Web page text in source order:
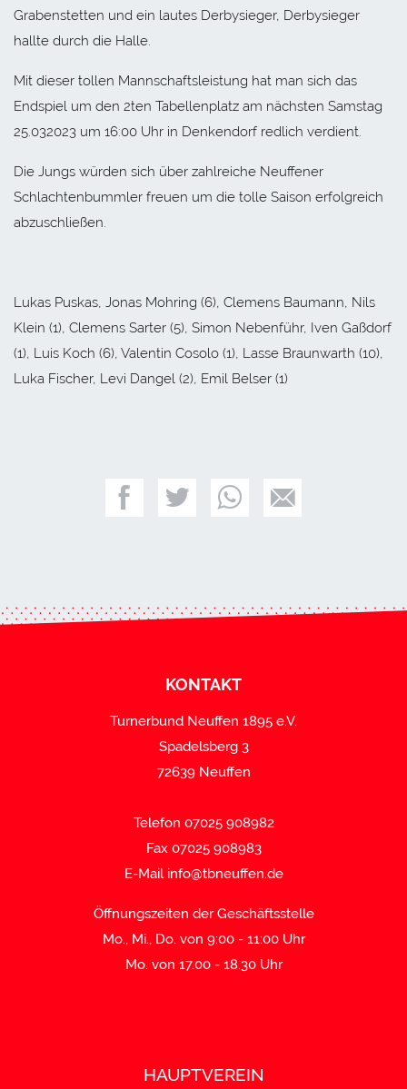
Grabenstetten und ein lautes Derbysieger, Derbysieger
hallte durch die Halle.
Mit dieser tollen Mannschaftsleistung hat man sich das
Endspiel um den 2ten Tabellenplatz am nächsten Samstag
25.032023 um 16:00 Uhr in Denkendorf redlich verdient.
Die Jungs würden sich über zahlreiche Neuffener
Schlachtenbummler freuen um die tolle Saison erfolgreich
abzuschließen.
Lukas Puskas, Jonas Mohring (6), Clemens Baumann, Nils
Klein (1), Clemens Sarter (5), Simon Nebenführ, Iven Gaßdorf
(1), Luis Koch (6), Valentin Cosolo (1), Lasse Braunwarth (10),
Luka Fischer, Levi Dangel (2), Emil Belser (1)
KONTAKT
Turnerbund Neuffen 1895 e.V.
Spadelsberg 3
72639 Neuffen
Telefon 07025 908982
Fax 07025 908983
E-Mail info@tbneuffen.de
Öffnungszeiten der Geschäftsstelle
Mo., Mi., Do. von 9:00 - 11:00 Uhr
Mo. von 17.00 - 18.30 Uhr
HAUPTVEREIN